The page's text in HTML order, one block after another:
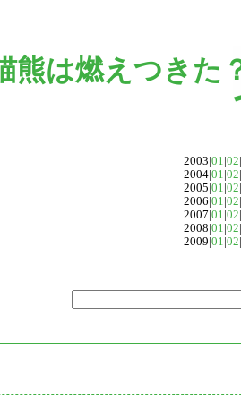
熊は燃えつきた
2003|01|02|
2004|01|02|
2005|01|02|
2006|01|02|
2007|01|02|
2008|01|02|
2009|01|02|